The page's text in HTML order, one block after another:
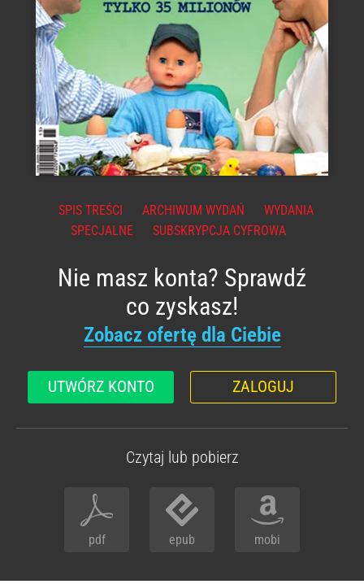
SPIS TREŚCI ARCHIWUM WYDAŃ
WYDANIA
SPECJALNE
SUBSKRYPCJA CYFROWA
Nie masz konta? Sprawdź
co zyskasz!
Zobacz ofertę dla Ciebie
UTWÓRZ KONTO ZALOGUJ
Czytaj lub pobierz
pdf epub mobi